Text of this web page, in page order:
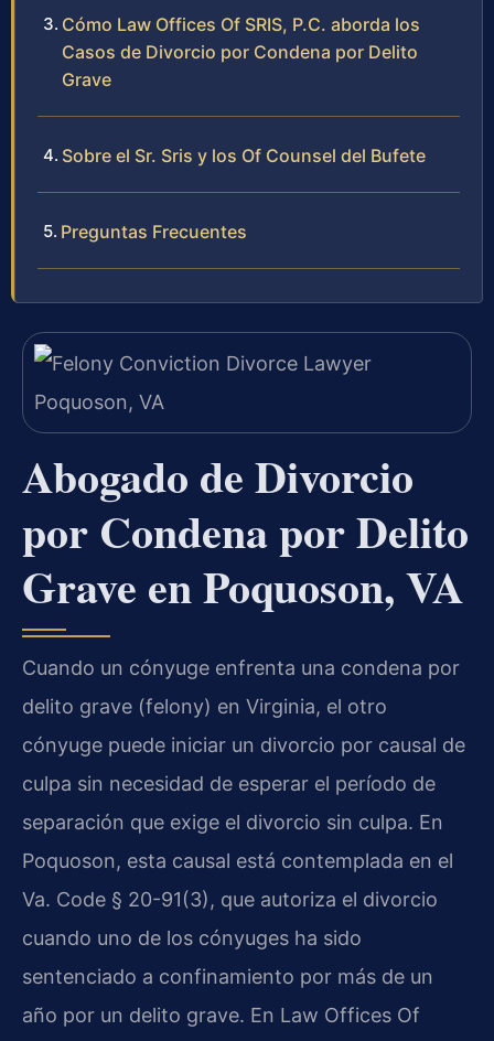
Cómo Law Offices Of SRIS, P.C. aborda los
Casos de Divorcio por Condena por Delito
Grave
Sobre el Sr. Sris y los Of Counsel del Bufete
Preguntas Frecuentes
Abogado de Divorcio
por Condena por Delito
Grave en Poquoson, VA
Cuando un cónyuge enfrenta una condena por
delito grave (felony) en Virginia, el otro
cónyuge puede iniciar un divorcio por causal de
culpa sin necesidad de esperar el período de
separación que exige el divorcio sin culpa. En
Poquoson, esta causal está contemplada en el
Va. Code § 20-91(3), que autoriza el divorcio
cuando uno de los cónyuges ha sido
sentenciado a confinamiento por más de un
año por un delito grave. En Law Offices Of